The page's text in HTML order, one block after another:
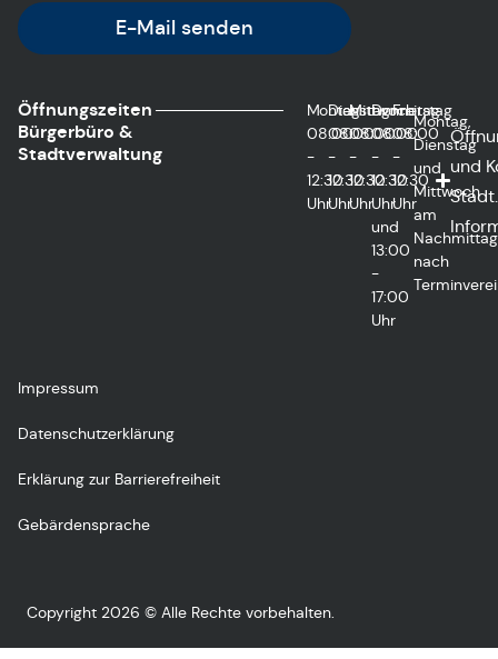
E-Mail senden
Öffnungszeiten
Bürgerbüro &
Stadtverwaltung
Montag
08:00
-
12:30
Uhr
Dienstag
08:00
-
12:30
Uhr
Mittwoch
08:00
-
12:30
Uhr
Donnerstag
08:00
-
12:30
Uhr
und
13:00
-
17:00
Uhr
Freitag
08:00
-
12:30
Uhr
Montag,
Dienstag
und
Mittwoch
am
Nachmittag
nach
und
Impressum
Datenschutzerklärung
Erklärung zur Barrierefreiheit
Gebärdensprache
Copyright 2026 © Alle Rechte vorbehalten.